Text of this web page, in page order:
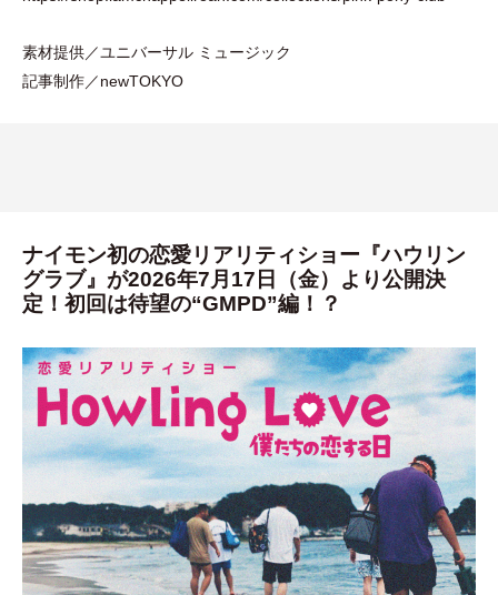
素材提供／ユニバーサル ミュージック
記事制作／newTOKYO
ナイモン初の恋愛リアリティショー『ハウリン
グラブ』が2026年7月17日（金）より公開決
定！初回は待望の“GMPD”編！？